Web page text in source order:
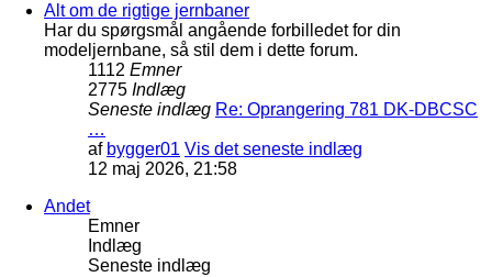
Alt om de rigtige jernbaner
Har du spørgsmål angående forbilledet for din
modeljernbane, så stil dem i dette forum.
1112 Emner
2775 Indlæg
Seneste indlæg Re: Oprangering 781 DK-DBCSC
…
af bygger01 Vis det seneste indlæg
12 maj 2026, 21:58
Andet
Emner
Indlæg
Seneste indlæg